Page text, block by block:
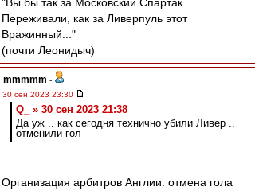
Переживали, как за Ливерпуль этот
Вражинный..."
(почти Леонидыч)
mmmmm -
30 сен 2023 23:30
Q_ » 30 сен 2023 21:38
Да уж .. как сегодня технично убили Ливер ..
отменили гол
Организация арбитров Англии: отмена гола